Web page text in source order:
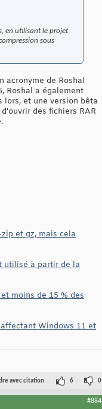
en utilisant le projet
sous
acronyme de Roshal
Roshal a également
lors, et une version bêta
des fichiers RAR
et gz, mais cela
utilisé à partir de la
moins de 15 % des
Windows 11 et
avec citation 6 0
#884